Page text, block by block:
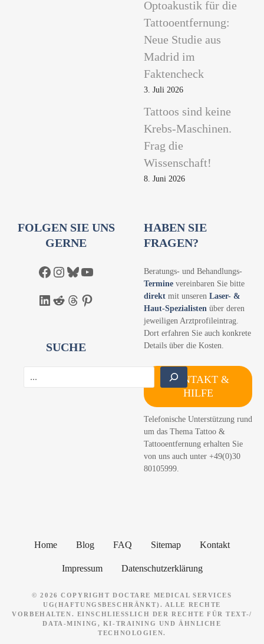
Optoakustik für die
Tattooentfernung:
Neue Studie aus
Madrid im
Faktencheck
3. Juli 2026
Tattoos sind keine
Krebs-Maschinen.
Frag die
Wissenschaft!
8. Juni 2026
FOLGEN SIE UNS
GERNE
Facebook Instagram Bluesky YouTube
LinkedIn Reddit Threads Pinterest
SUCHE
HABEN SIE
FRAGEN?
Beratungs- und Behandlungs-
Termine vereinbaren Sie bitte
direkt mit unseren Laser- &
Haut-Spezialisten über deren
jeweiligen Arztprofileintrag.
Dort erfahren Sie auch konkrete
Details über die Kosten.
KONTAKT &
HILFE
Telefonische Unterstützung rund
um das Thema Tattoo &
Tattooentfernung erhalten Sie
von uns auch unter +49(0)30
80105999.
Home Blog FAQ Sitemap Kontakt
Impressum Datenschutzerklärung
© 2026 COPYRIGHT DOCTARE MEDICAL SERVICES
UG(HAFTUNGSBESCHRÄNKT). ALLE RECHTE
VORBEHALTEN. EINSCHLIESSLICH DER RECHTE FÜR TEXT-/ D
ATA-MINING, KI-TRAINING UND ÄHNLICHE T
ECHNOLOGIEN.